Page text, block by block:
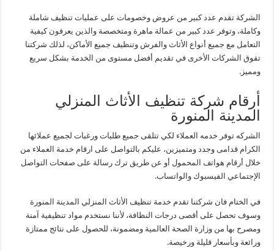
الشركة تقدم عدد كبير من عروض وخصومات على عمليات تنظيف شاملة
وكاملة، وتوفر عدد كبير من عمالة ماهرة ومتخصصة والذين يعرفون كيفية
التعامل مع جميع أنواع الأثاث والفرش وتنظيف جميع الأماكن، لذلك شركتنا
تفوق الشركات الأخرى في تقديم أفضل مستوى من الخدمة بشكل سريع
ومميز.
أرقام شركة تنظيف الأثاث المنزلي
المدينة المنورة
الشركه توفر خدمه العملاء لكي تتلقى جميع طلبات ورغبات لجميع عملائها
الكرام قدامى وجدد ومتميزين، عليكم بالتواصل على ارقام خدمة العملاء من
خلال أرقام هواتف المحمول أو عن طريق ترك رسالة على صفحات التواصل
الإجتماعي الفيسبوك والواتساب.
في الختام فان شركتنا تقدم خدمة تنظيف الأثاث المنزلي المدينة المنورة
وسوف تحصل على أقصى درجات النظافة، لأننا نستخدم مواد تنظيفية آمنة
ومصرح بها من وزارة الصحة العالمية ومضمونة، للحصول على نتائج ممتازة
ورائعة وبأسعار قليلة ورخيصة.